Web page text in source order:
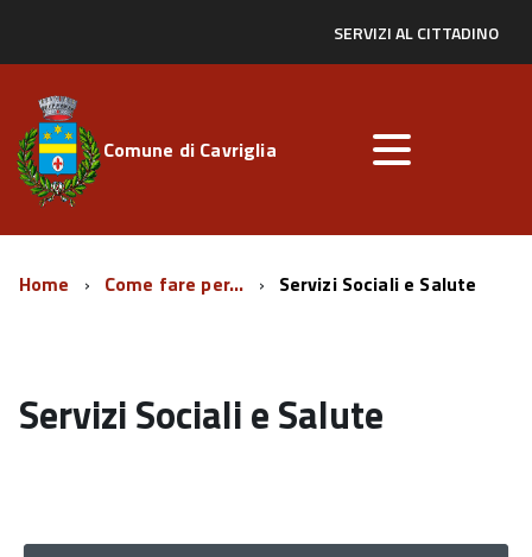
SERVIZI AL CITTADINO
Comune di Cavriglia
Home Come fare per... Servizi Sociali e Salute
Servizi Sociali e Salute